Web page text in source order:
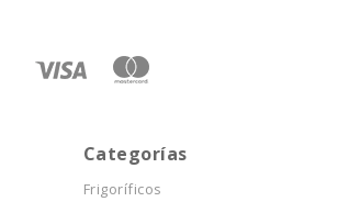
Categorías
Frigoríficos